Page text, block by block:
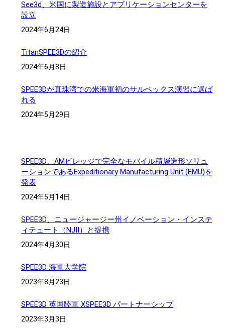
See3d、米国に製造施設とアプリケーションセンターを
設立
2024年6月24日
TitanSPEE3Dの紹介
2024年6月8日
SPEE3Dが真珠湾での米海軍初のサルベックス演習に選ば
れる
2024年5月29日
SPEE3D、AMビレッジで完全なモバイル積層造形ソリュ
ーションであるExpeditionary Manufacturing Unit (EMU)を
発表
2024年5月14日
SPEE3D、ニュージャージー州イノベーション・インステ
ィテュート（NJII）と提携
2024年4月30日
SPEE3D 海軍大学院
2023年8月23日
SPEE3D 英国陸軍 XSPEE3D パートナーシップ
2023年3月3日